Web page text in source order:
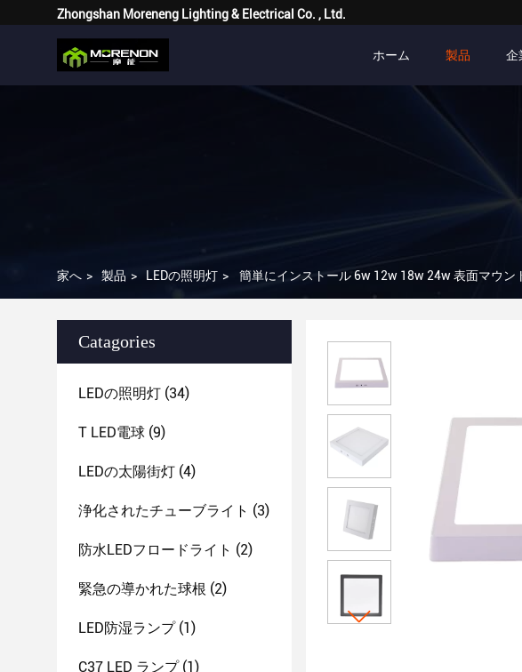
Zhongshan Moreneng Lighting & Electrical Co. , Ltd.
ホーム 製品 企
家へ > 製品 > LEDの照明灯 > 簡単にインストール 6w 12w 18w 24w 表面マウン
Catagories
LEDの照明灯 (34)
T LED電球 (9)
LEDの太陽街灯 (4)
浄化されたチューブライト (3)
防水LEDフロードライト (2)
緊急の導かれた球根 (2)
LED防湿ランプ(1)
C37 LED ランプ(1)